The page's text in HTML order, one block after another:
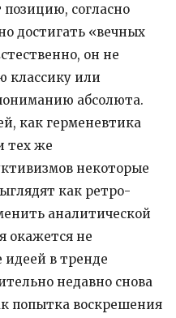
согласно
достигать «вечных
он не
классику или
абсолюта.
как герменевтика
тех же
некоторые
как ретро-
аналитической
окажется не
идеей в тренде
недавно снова
попытка воскрешения